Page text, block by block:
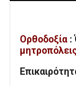
Ορθοδοξία :